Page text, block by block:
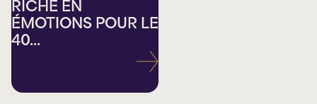
RICHE EN
ÉMOTIONS POUR LE
40...